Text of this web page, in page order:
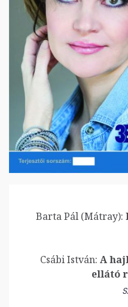
Barta Pál (Mátray):
Csábi István: A
ellátó